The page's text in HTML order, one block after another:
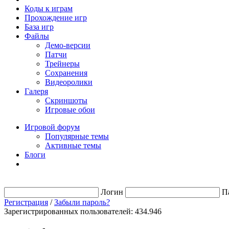
Коды к играм
Прохождение игр
База игр
Файлы
Демо-версии
Патчи
Трейнеры
Сохранения
Видеоролики
Галеря
Скриншоты
Игровые обои
Игровой форум
Популярные темы
Активные темы
Блоги
Логин
Регистрация /Забыли пароль?
Зарегистрированных пользователей: 434.946